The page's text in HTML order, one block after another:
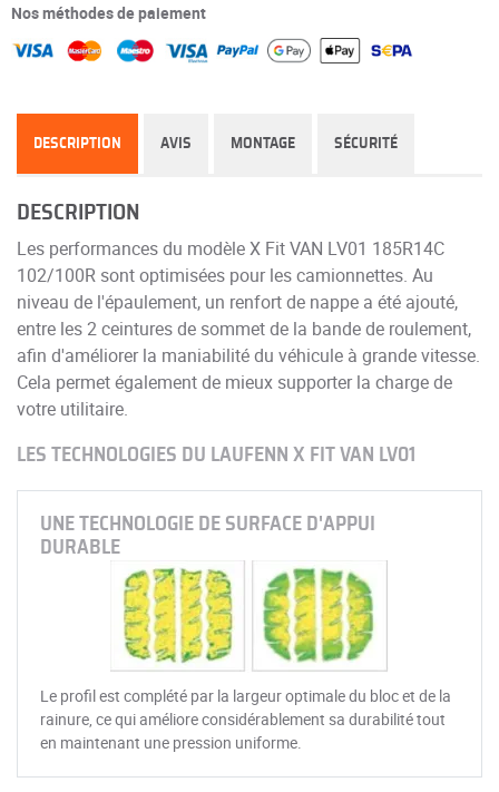
Nos méthodes de paiement
DESCRIPTION AVIS MONTAGE SÉCURITÉ
DESCRIPTION
Les performances du modèle X Fit VAN LV01 185R14C
102/100R sont optimisées pour les camionnettes. Au
niveau de l'épaulement, un renfort de nappe a été ajouté,
entre les 2 ceintures de sommet de la bande de roulement,
afin d'améliorer la maniabilité du véhicule à grande vitesse.
Cela permet également de mieux supporter la charge de
votre utilitaire.
LES TECHNOLOGIES DU LAUFENN X FIT VAN LV01
UNE TECHNOLOGIE DE SURFACE D'APPUI
DURABLE
Le profil est complété par la largeur optimale du bloc et de la
rainure, ce qui améliore considérablement sa durabilité tout
en maintenant une pression uniforme.